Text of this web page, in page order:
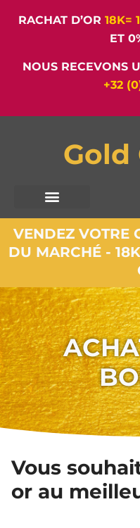
RACHAT D’OR 18K=
ET
NOUS RECEVONS
+32
Gold
VENDEZ VOTRE
DU MARCHÉ -
Vous
or au